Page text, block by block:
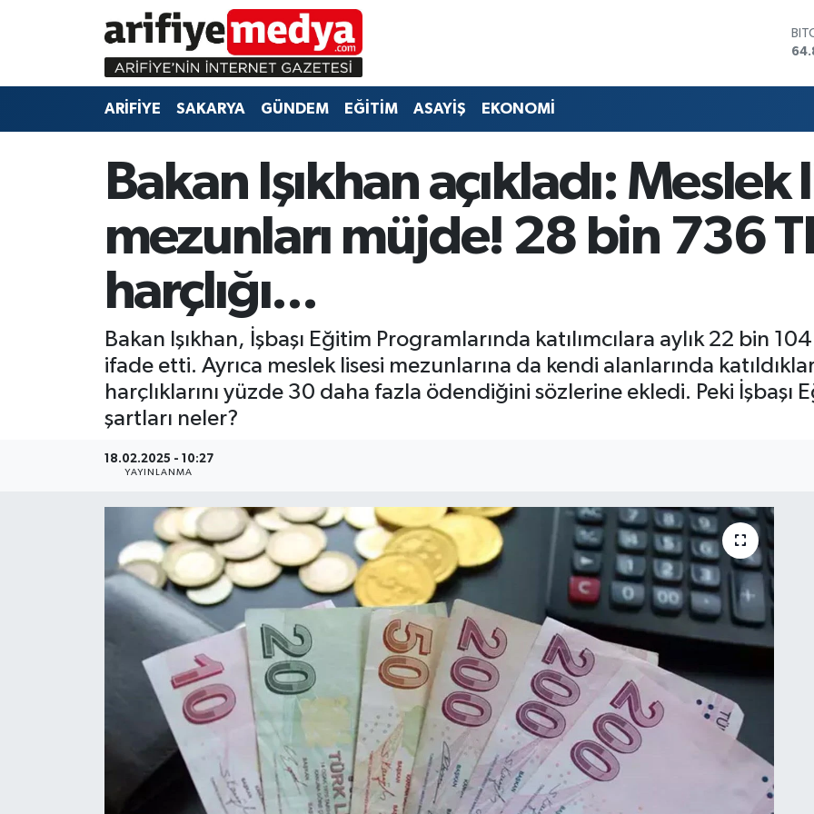
ARİFİYE SAKARYA GÜNDEM EĞİTİM ASAYİŞ EKONOMİ
Bakan Işıkhan açıkladı: Meslek
mezunları müjde! 28 bin 736
harçlığı...
Bakan Işıkhan, İşbaşı Eğitim Programlarında katılımcılara aylık 22 bin
ifade etti. Ayrıca meslek lisesi mezunlarına da kendi alanlarında
harçlıklarını yüzde 30 daha fazla ödendiğini sözlerine ekledi. Peki İşbaşı
şartları neler?
18.02.2025 - 10:27
YAYINLANMA
SAKARYA
GÜNDEM
GÜNDEM
Sakarya Hava Durumu
Sakarya Namaz Vakitleri
Sakarya Trafik Yoğunluk Haritası
Süper Lig Puan Durumu ve Fikstür
Tüm Manşetler
Son Dakika Haberleri
Haber Arşivi